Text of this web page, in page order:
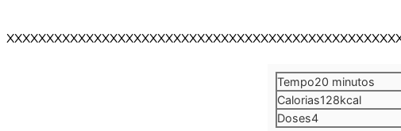
Tempo20 minutos
minutos
Calorias128kcal
Doses4